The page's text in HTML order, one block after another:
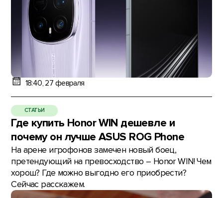
18:40, 27 февраля
СТАТЬИ
Где купить Honor WIN дешевле и
почему он лучше ASUS ROG Phone
На арене игрофонов замечен новый боец,
претендующий на превосходство – Honor WIN! Чем
хорош? Где можно выгодно его приобрести?
Сейчас расскажем.